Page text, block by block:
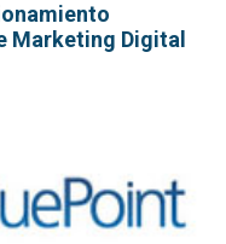
Marketing Digital